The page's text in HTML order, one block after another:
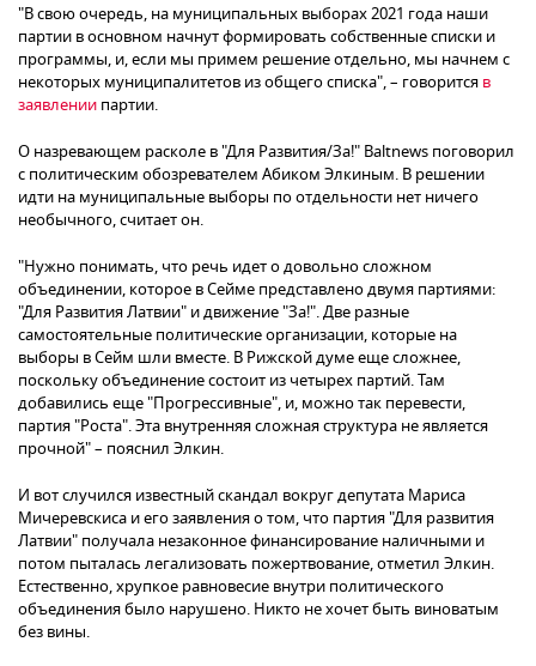
"В свою очередь, на муниципальных выборах 2021 года наши
партии в основном начнут формировать собственные списки и
программы, и, если мы примем решение отдельно, мы начнем с
некоторых муниципалитетов из общего списка", – говорится в
заявлении партии.
О назревающем расколе в "Для Развития/За!" Baltnews поговорил
с политическим обозревателем Абиком Элкиным. В решении
идти на муниципальные выборы по отдельности нет ничего
необычного, считает он.
"Нужно понимать, что речь идет о довольно сложном
объединении, которое в Сейме представлено двумя партиями:
"Для Развития Латвии" и движение "За!". Две разные
самостоятельные политические организации, которые на
выборы в Сейм шли вместе. В Рижской думе еще сложнее,
поскольку объединение состоит из четырех партий. Там
добавились еще "Прогрессивные", и, можно так перевести,
партия "Роста". Эта внутренняя сложная структура не является
прочной" – пояснил Элкин.
И вот случился известный скандал вокруг депутата Мариса
Мичеревскиса и его заявления о том, что партия "Для развития
Латвии" получала незаконное финансирование наличными и
потом пыталась легализовать пожертвование, отметил Элкин.
Естественно, хрупкое равновесие внутри политического
объединения было нарушено. Никто не хочет быть виноватым
без вины.